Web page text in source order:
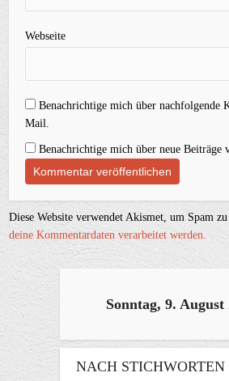
Webseite
Benachrichtige mich über nachfolgende
Mail.
Benachrichtige mich über neue Beiträge
Diese Website verwendet Akismet, um Spam
deine Kommentardaten verarbeitet werden.
Sonntag, 9. August
NACH STICHWORTEN